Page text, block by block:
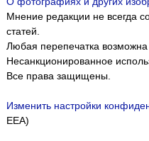
Мнение редакции не всегда
статей.
Любая перепечатка возможна
Несанкционированное
Все права защищены.
Изменить настройки
EEA)